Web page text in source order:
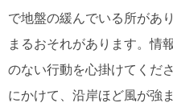
で地盤の緩んでいる所があ
まるおそれがあります。情
のない行動を心掛けてくだ
にかけて、沿岸ほど風が強